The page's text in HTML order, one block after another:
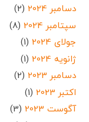
دسامبر 2024
(2)
سپتامبر 2024
(8)
جولای 2024
(1)
ژانویه 2024
(1)
دسامبر 2023
(2)
اکتبر 2023
(1)
آگوست 2023
(3)